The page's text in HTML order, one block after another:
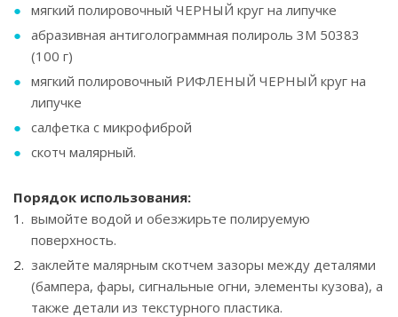
мягкий полировочный ЧЕРНЫЙ круг на липучке
абразивная антиголограммная полироль 3М 50383
(100 г)
мягкий полировочный РИФЛЕНЫЙ ЧЕРНЫЙ круг на
липучке
салфетка с микрофиброй
скотч малярный.
Порядок использования:
вымойте водой и обезжирьте полируемую
поверхность.
заклейте малярным скотчем зазоры между деталями
(бампера, фары, сигнальные огни, элементы кузова), а
также детали из текстурного пластика.